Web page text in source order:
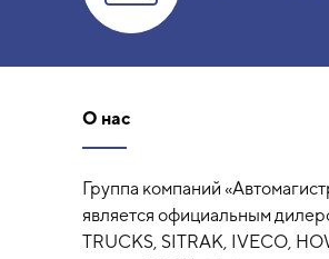
О нас
Группа компаний
является официальным
TRUCKS, SITRAK, IVECO,